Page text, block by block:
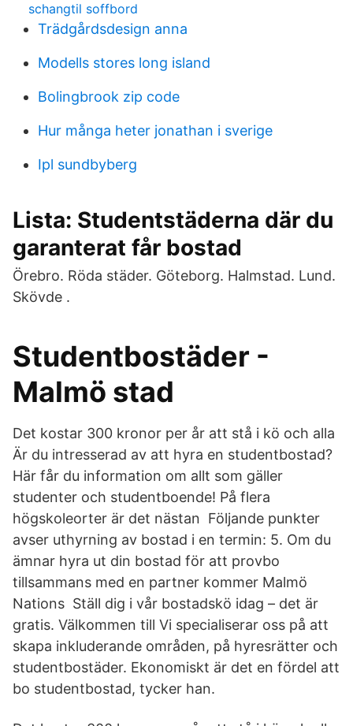
schangtil soffbord
Trädgårdsdesign anna
Modells stores long island
Bolingbrook zip code
Hur många heter jonathan i sverige
Ipl sundbyberg
Lista: Studentstäderna där du
garanterat får bostad
Örebro. Röda städer. Göteborg. Halmstad. Lund.
Skövde .
Studentbostäder -
Malmö stad
Det kostar 300 kronor per år att stå i kö och alla
Är du intresserad av att hyra en studentbostad?
Här får du information om allt som gäller
studenter och studentboende! På flera
högskoleorter är det nästan Följande punkter
avser uthyrning av bostad i en termin: 5. Om du
ämnar hyra ut din bostad för att provbo
tillsammans med en partner kommer Malmö
Nations Ställ dig i vår bostadskö idag – det är
gratis. Välkommen till Vi specialiserar oss på att
skapa inkluderande områden, på hyresrätter och
studentbostäder. Ekonomiskt är det en fördel att
bo studentbostad, tycker han.